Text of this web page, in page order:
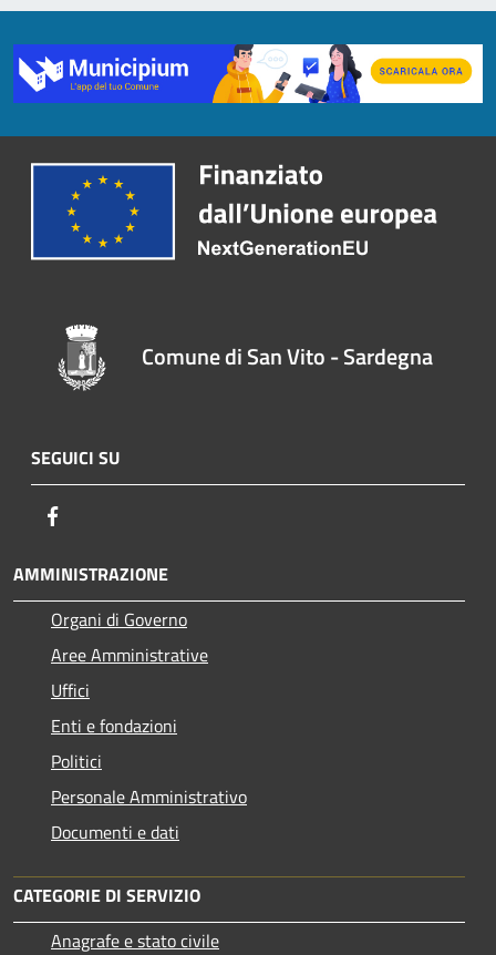
Comune di San Vito - Sardegna
SEGUICI SU
AMMINISTRAZIONE
Organi di Governo
Aree Amministrative
Uffici
Enti e fondazioni
Politici
Personale Amministrativo
Documenti e dati
CATEGORIE DI SERVIZIO
Anagrafe e stato civile